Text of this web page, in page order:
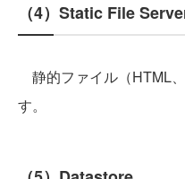
（4）Static File
静的ファイル（HTML
す。